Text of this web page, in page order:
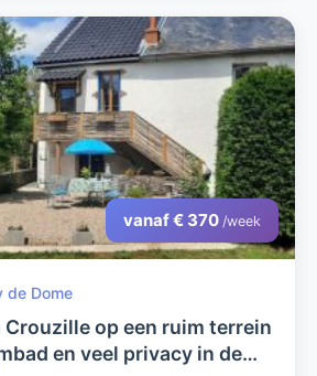
vanaf € 370 /week
de Dome
Crouzille op een ruim terrein
en veel privacy in de